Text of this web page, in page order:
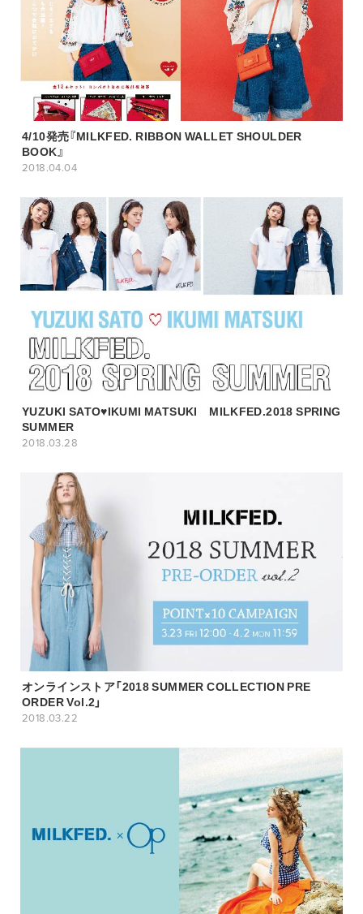
4/10発売『MILKFED. RIBBON WALLET SHOULDER
BOOK』
2018.04.04
YUZUKI SATO♥IKUMI MATSUKI MILKFED.2018 SPRING
SUMMER
2018.03.28
オンラインストア「2018 SUMMER COLLECTION PRE
ORDER Vol.2」
2018.03.22